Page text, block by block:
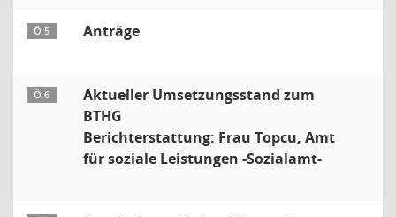
Ö 5 Anträge
Ö 6
Aktueller Umsetzungsstand zum
BTHG
Berichterstattung: Frau Topcu, Amt
für soziale Leistungen -Sozialamt-